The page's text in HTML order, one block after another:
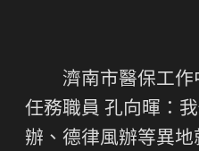
濟南市醫保工作
任務職員 孔向暉：
辦、德律風辦等異